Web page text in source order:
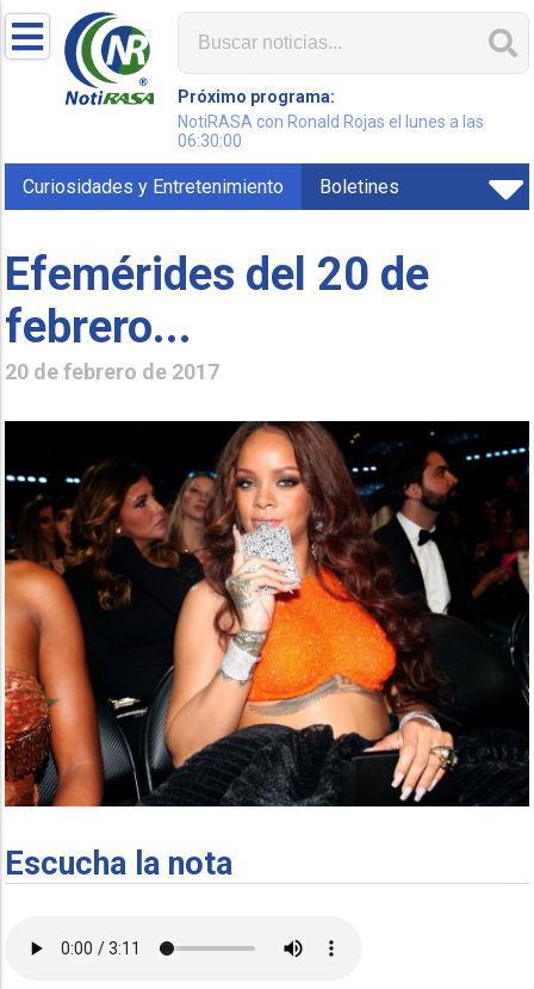
Próximo programa:
NotiRASA con Ronald Rojas el lunes a las
06:30:00
Curiosidades y Entretenimiento Boletines
Efemérides del 20 de
febrero...
20 de febrero de 2017
Escucha la nota